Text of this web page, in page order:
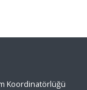
Koordinatörlüğü